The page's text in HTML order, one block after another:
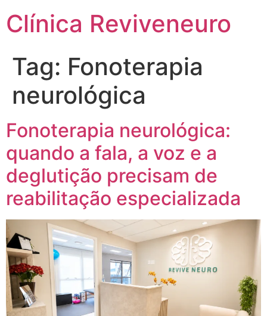
Clínica Reviveneuro
Tag: Fonoterapia
neurológica
Fonoterapia neurológica:
quando a fala, a voz e a
deglutição precisam de
reabilitação especializada